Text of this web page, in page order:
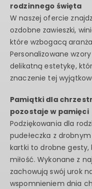
rodzinnego święta
W naszej ofercie
ozdobne zawieszki,
które wzbogacą
Personalizowane
delikatną estetykę,
znaczenie tej
Pamiątki dla
pozostaje w pamięci
Podziękowania dla
pudełeczka z
kartki to drobne gesty,
miłość. Wykonane z
zachowują swój urok
wspomnieniem dnia